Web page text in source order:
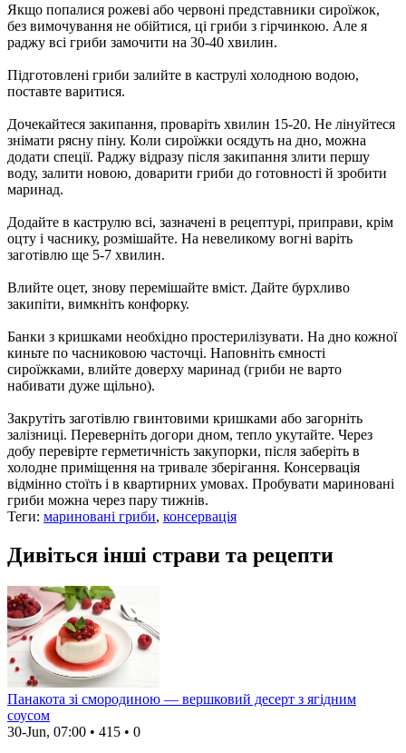
Якщо попалися рожеві або червоні представники сироїжок,
без вимочування не обійтися, ці гриби з гірчинкою. Але я
раджу всі гриби замочити на 30-40 хвилин.
Підготовлені гриби залийте в каструлі холодною водою,
поставте варитися.
Дочекайтеся закипання, проваріть хвилин 15-20. Не лінуйтеся
знімати рясну піну. Коли сироїжки осядуть на дно, можна
додати спеції. Раджу відразу після закипання злити першу
воду, залити новою, доварити гриби до готовності й зробити
маринад.
Додайте в каструлю всі, зазначені в рецептурі, приправи, крім
оцту і часнику, розмішайте. На невеликому вогні варіть
заготівлю ще 5-7 хвилин.
Влийте оцет, знову перемішайте вміст. Дайте бурхливо
закипіти, вимкніть конфорку.
Банки з кришками необхідно простерилізувати. На дно кожної
киньте по часниковою часточці. Наповніть ємності
сироїжками, влийте доверху маринад (гриби не варто
набивати дуже щільно).
Закрутіть заготівлю гвинтовими кришками або загорніть
залізниці. Переверніть догори дном, тепло укутайте. Через
добу перевірте герметичність закупорки, після заберіть в
холодне приміщення на тривале зберігання. Консервація
відмінно стоїть і в квартирних умовах. Пробувати мариновані
гриби можна через пару тижнів.
Теги: мариновані гриби, консервація
Дивіться інші страви та рецепти
Панакота зі смородиною — вершковий десерт з ягідним
соусом
30-Jun, 07:00 • 415 • 0